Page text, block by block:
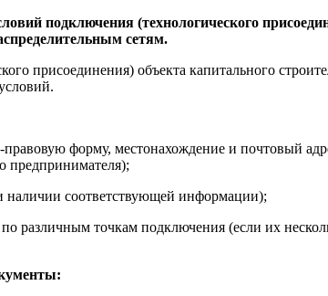
подключения (технологического
сетям.
присоединения) объекта капитального
форму, местонахождение и почтовый
предпринимателя);
наличии соответствующей информации);
различным точкам подключения (если их